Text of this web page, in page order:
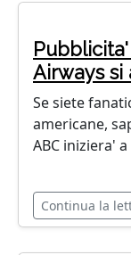
Airways si
Se siete
americane,
ABC iniziera'
Continua la